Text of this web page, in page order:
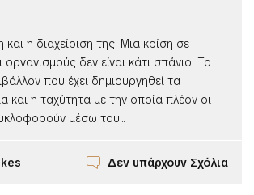
και η διαχείριση της. Μια κρίση σε
οργανισμούς δεν είναι κάτι σπάνιο. Το
που έχει δημιουργηθεί τα
και η ταχύτητα με την οποία πλέον οι
μέσω του...
Δεν υπάρχουν Σχόλια